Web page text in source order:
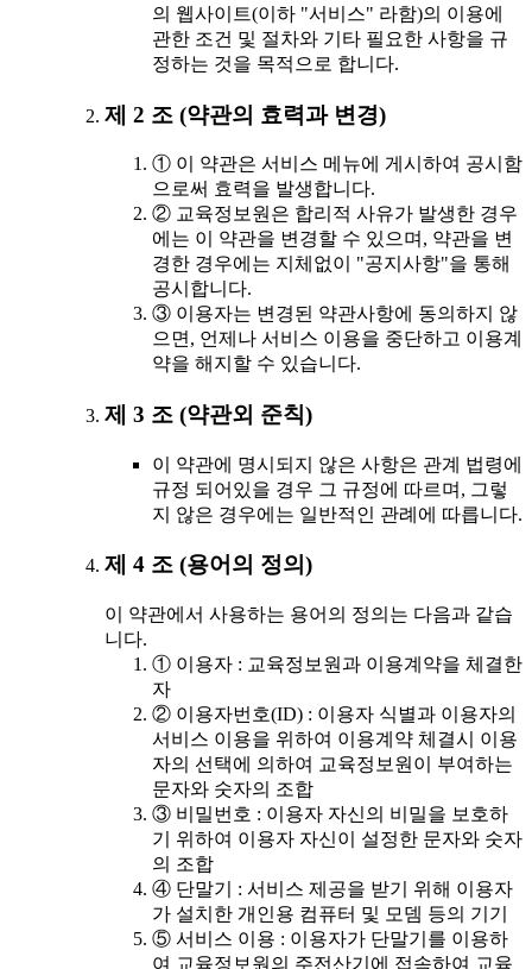
의 웹사이트(이하 "서비스" 라함)의 이용에
관한 조건 및 절차와 기타 필요한 사항을 규
정하는 것을 목적으로 합니다.
제 2 조 (약관의 효력과 변경)
① 이 약관은 서비스 메뉴에 게시하여 공시함
으로써 효력을 발생합니다.
② 교육정보원은 합리적 사유가 발생한 경우
에는 이 약관을 변경할 수 있으며, 약관을 변
경한 경우에는 지체없이 "공지사항"을 통해
공시합니다.
③ 이용자는 변경된 약관사항에 동의하지 않
으면, 언제나 서비스 이용을 중단하고 이용계
약을 해지할 수 있습니다.
제 3 조 (약관외 준칙)
이 약관에 명시되지 않은 사항은 관계 법령에
규정 되어있을 경우 그 규정에 따르며, 그렇
지 않은 경우에는 일반적인 관례에 따릅니다.
제 4 조 (용어의 정의)
이 약관에서 사용하는 용어의 정의는 다음과 같습
니다.
① 이용자 : 교육정보원과 이용계약을 체결한
자
② 이용자번호(ID) : 이용자 식별과 이용자의
서비스 이용을 위하여 이용계약 체결시 이용
자의 선택에 의하여 교육정보원이 부여하는
문자와 숫자의 조합
③ 비밀번호 : 이용자 자신의 비밀을 보호하
기 위하여 이용자 자신이 설정한 문자와 숫자
의 조합
④ 단말기 : 서비스 제공을 받기 위해 이용자
가 설치한 개인용 컴퓨터 및 모뎀 등의 기기
⑤ 서비스 이용 : 이용자가 단말기를 이용하
여 교육정보원의 주전산기에 접속하여 교육